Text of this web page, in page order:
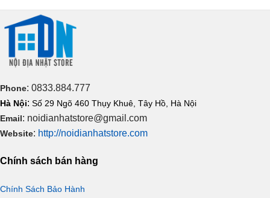
Phone: 0833.884.777
Hà Nội: Số 29 Ngõ 460 Thụy Khuê, Tây Hồ, Hà Nội
Email: noidianhatstore@gmail.com
Website: http://noidianhatstore.com
Chính sách bán hàng
Chính Sách Bảo Hành